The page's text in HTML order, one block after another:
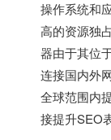
操作系统和
高的资源独
器由于其位
连接国内外
全球范围内
接提升SEO